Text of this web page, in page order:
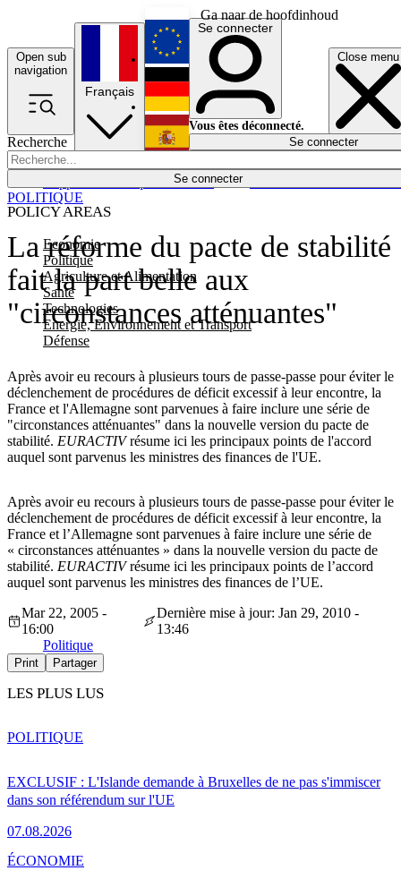
Ga naar de hoofdinhoud
Open sub
navigation
Close menu
Recherche
Se connecter
POLICY AREAS
Economie
Politique
Agriculture et Alimentation
Santé
Technologies
Energie, Environnement et Transport
Défense
Économie
Français
English
Deutsch
Español
Se connecter
Vous êtes déconnecté.
Se connecter
La réforme du pacte de stabilité
fait la part belle aux
"circonstances atténuantes"
Après avoir eu recours à plusieurs tours de passe-passe pour éviter le
déclenchement de procédures de déficit excessif à leur encontre, la
France et l'Allemagne sont parvenues à faire inclure une série de
"circonstances atténuantes" dans la nouvelle version du pacte de
stabilité. EURACTIVrésume ici les principaux points de l'accord
auquel sont parvenus les ministres des finances de l'UE.
POLITIQUE
Après avoir eu recours à plusieurs tours de passe-passe pour éviter le
déclenchement de procédures de déficit excessif à leur encontre, la
France et l’Allemagne sont parvenues à faire inclure une série de
« circonstances atténuantes » dans la nouvelle version du pacte de
stabilité. EURACTIVrésume ici les principaux points de l’accord
auquel sont parvenus les ministres des finances de l’UE.
Mar 22, 2005 -
16:00
Dernière mise à jour: Jan 29, 2010 -
13:46
Politique
Print Partager
LES PLUS LUS
EXCLUSIF : L'Islande demande à Bruxelles de ne pas s'immiscer
dans son référendum sur l'UE
07.08.2026
POLITIQUE
ÉCONOMIE